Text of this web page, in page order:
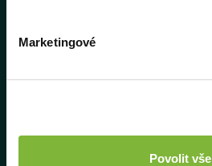
Marketingové
Povolit vše